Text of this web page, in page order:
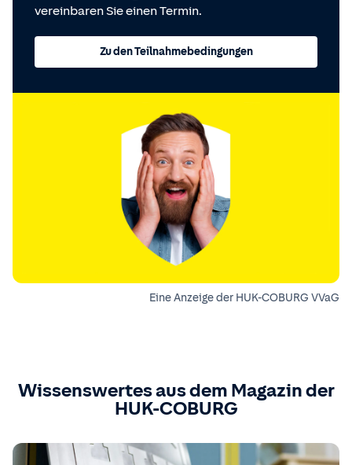
vereinbaren Sie einen Termin.
Zu den Teilnahmebedingungen
Eine Anzeige der HUK-COBURG VVaG
Wissenswertes aus dem Magazin der
HUK-COBURG